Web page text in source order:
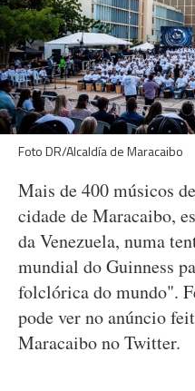
Foto DR/Alcaldía de Maracaibo
Mais de 400 músicos
cidade de Maracaibo,
da Venezuela, numa
mundial do Guinness
folclórica do mundo".
pode ver no anúncio
Maracaibo no Twitter.